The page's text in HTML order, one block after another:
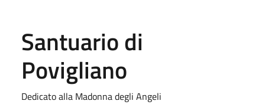
Santuario di
Povigliano
Dedicato alla Madonna degli Angeli